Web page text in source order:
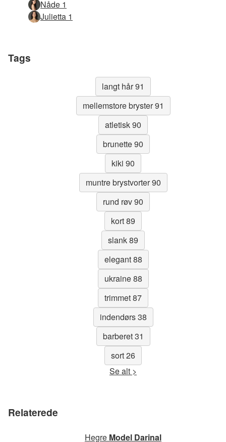
Nåde 1
Julietta 1
Tags
langt hår 91
mellemstore bryster 91
atletisk 90
brunette 90
kiki 90
muntre brystvorter 90
rund røv 90
kort 89
slank 89
elegant 88
ukraine 88
trimmet 87
indendørs 38
barberet 31
sort 26
Se alt >
Relaterede
Hegre Model Darinal